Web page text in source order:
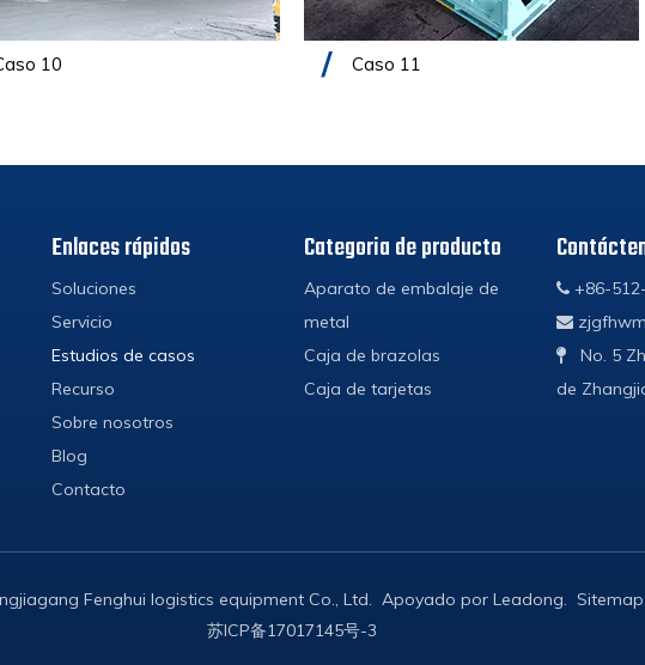
10 Caso 11
Enlaces rápidos
Soluciones
Servicio
Estudios de casos
Recurso
Sobre nosotros
Blog
Contacto
Categoria de producto
Aparato de embalaje de
metal
Caja de brazolas
Caja de tarjetas
+86-


No. 5
de
Fenghui logistics equipment Co., Ltd. Apoyado por Leadong. Sitemap.
苏ICP备17017145号-3